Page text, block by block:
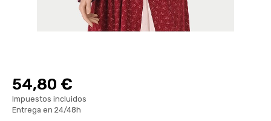
54,80 €
Impuestos incluidos
Entrega en 24/48h